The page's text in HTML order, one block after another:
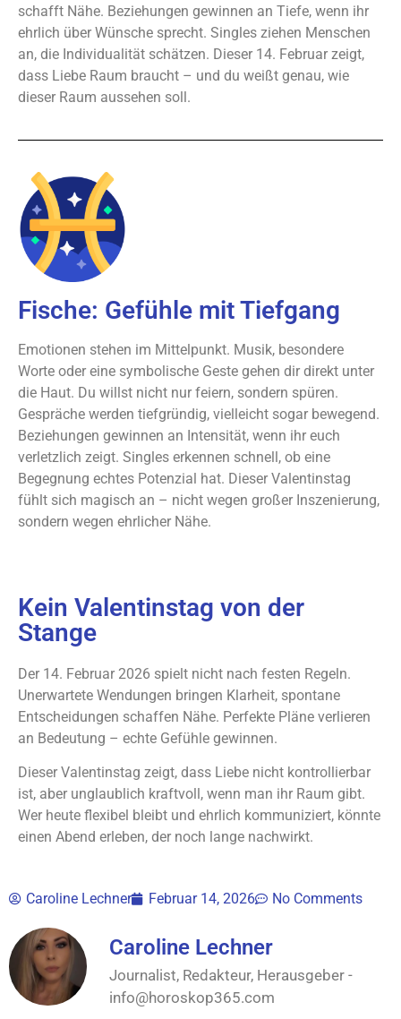
schafft Nähe. Beziehungen gewinnen an Tiefe, wenn ihr
ehrlich über Wünsche sprecht. Singles ziehen Menschen
an, die Individualität schätzen. Dieser 14. Februar zeigt,
dass Liebe Raum braucht – und du weißt genau, wie
dieser Raum aussehen soll.
Fische: Gefühle mit Tiefgang
Emotionen stehen im Mittelpunkt. Musik, besondere
Worte oder eine symbolische Geste gehen dir direkt unter
die Haut. Du willst nicht nur feiern, sondern spüren.
Gespräche werden tiefgründig, vielleicht sogar bewegend.
Beziehungen gewinnen an Intensität, wenn ihr euch
verletzlich zeigt. Singles erkennen schnell, ob eine
Begegnung echtes Potenzial hat. Dieser Valentinstag
fühlt sich magisch an – nicht wegen großer Inszenierung,
sondern wegen ehrlicher Nähe.
Kein Valentinstag von der
Stange
Der 14. Februar 2026 spielt nicht nach festen Regeln.
Unerwartete Wendungen bringen Klarheit, spontane
Entscheidungen schaffen Nähe. Perfekte Pläne verlieren
an Bedeutung – echte Gefühle gewinnen.
Dieser Valentinstag zeigt, dass Liebe nicht kontrollierbar
ist, aber unglaublich kraftvoll, wenn man ihr Raum gibt.
Wer heute flexibel bleibt und ehrlich kommuniziert, könnte
einen Abend erleben, der noch lange nachwirkt.
Caroline Lechner Februar 14, 2026 No Comments
Caroline Lechner
Journalist, Redakteur, Herausgeber -
info@horoskop365.com